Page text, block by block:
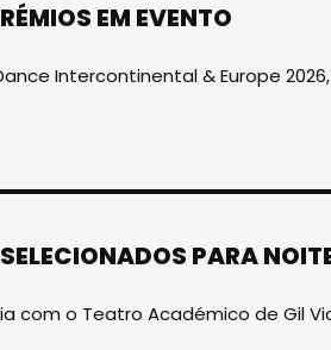
EM EVENTO
Intercontinental & Europe
PARA
com o Teatro Académico de Gil